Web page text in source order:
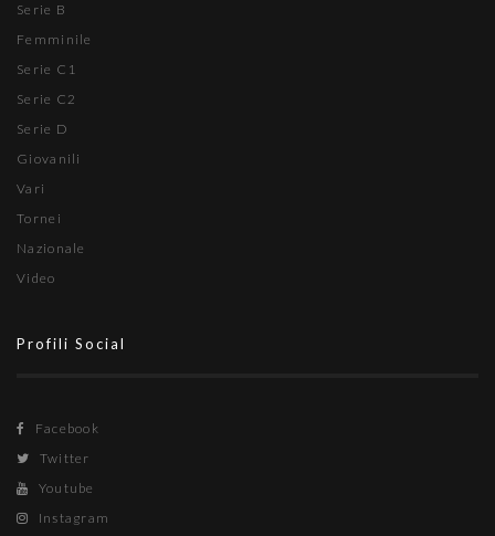
Serie B
Femminile
Serie C1
Serie C2
Serie D
Giovanili
Vari
Tornei
Nazionale
Video
Profili Social
Facebook
Twitter
Youtube
Instagram